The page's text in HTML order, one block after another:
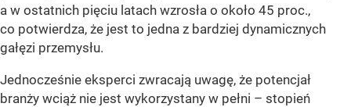
a w ostatnich pięciu latach wzrosła o około 45 proc.,
co potwierdza, że jest to jedna z bardziej dynamicznych
gałęzi przemysłu.
Jednocześnie eksperci zwracają uwagę, że potencjał
branży wciąż nie jest wykorzystany w pełni – stopień